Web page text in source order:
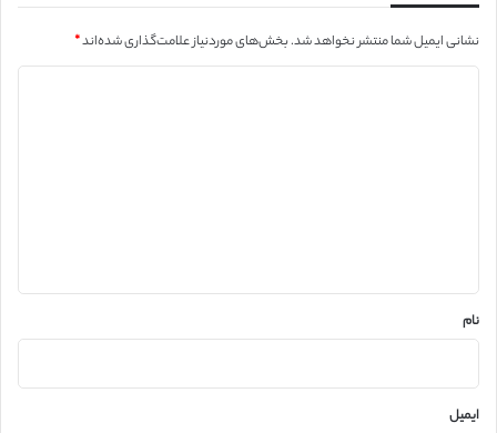
نشانی ایمیل شما منتشر نخواهد شد.بخش‌های موردنیاز علامت‌گذاری شده‌اند*
نام
ایمیل